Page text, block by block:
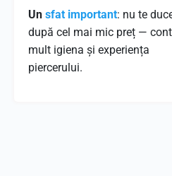
Un sfat important: nu te
după cel mai mic preț —
mult igiena și experiența
piercerului.